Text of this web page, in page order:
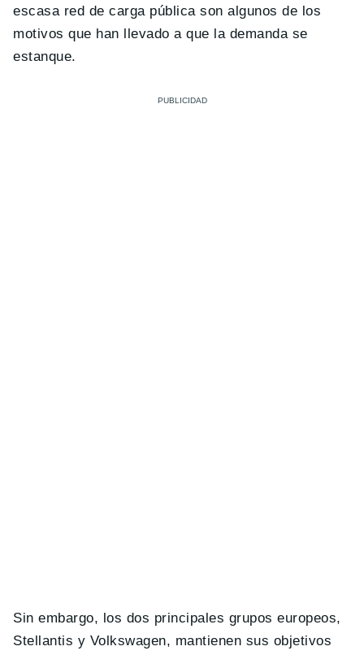
escasa red de carga pública son algunos de los
motivos que han llevado a que la demanda se
estanque.
Sin embargo, los dos principales grupos europeos,
Stellantis y Volkswagen, mantienen sus objetivos